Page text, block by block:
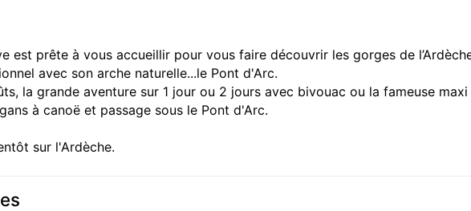
est prête à vous accueillir pour vous faire découvrir les gorges de
avec son arche naturelle...le Pont d'Arc.
la grande aventure sur 1 jour ou 2 jours avec bivouac ou la fameuse maxi
à canoë et passage sous le Pont d'Arc.
sur l'Ardèche.